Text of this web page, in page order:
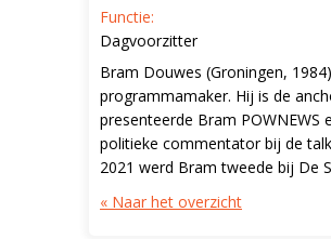
Functie:
Dagvoorzitter
Bram Douwes (Groningen,
programmamaker. Hij is de
presenteerde Bram
politieke commentator bij de
2021 werd Bram tweede bij De
« Naar het overzicht